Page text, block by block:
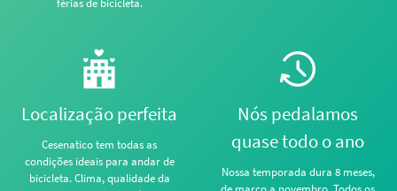
férias de bicicleta.
Localização perfeita
Cesenatico tem todas as
condições ideais para andar de
bicicleta. Clima, qualidade da
Nós pedalamos
quase todo o ano
Nossa temporada dura 8 meses,